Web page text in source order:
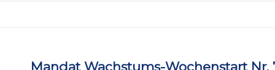
Mandat Wachstums-Wochenstart